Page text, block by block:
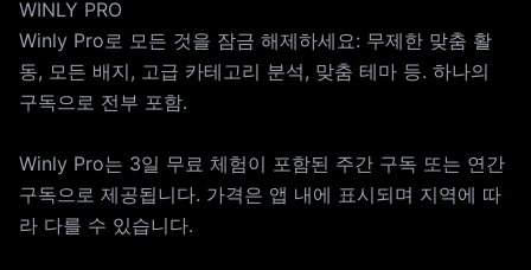
WINLY PRO
Winly Pro로 모든 것을 잠금 해제하세요: 무제한 맞춤 활
동, 모든 배지, 고급 카테고리 분석, 맞춤 테마 등. 하나의
구독으로 전부 포함.
Winly Pro는 3일 무료 체험이 포함된 주간 구독 또는 연간
구독으로 제공됩니다. 가격은 앱 내에 표시되며 지역에 따
라 다를 수 있습니다.